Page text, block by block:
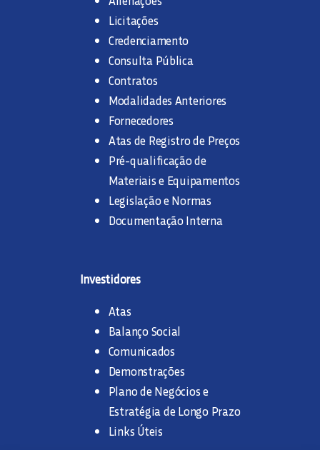
Licitações
Credenciamento
Consulta Pública
Contratos
Modalidades Anteriores
Fornecedores
Atas de Registro de Preços
Pré-qualificação de
Materiais e Equipamentos
Legislação e Normas
Documentação Interna
Investidores
Atas
Balanço Social
Comunicados
Demonstrações
Plano de Negócios e
Estratégia de Longo Prazo
Links Úteis